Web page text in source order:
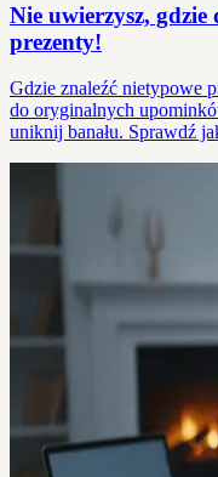
Nie uwierzysz, gdzie
prezenty!
Gdzie znaleźć nietypowe
do oryginalnych
uniknij banału. Sprawdź